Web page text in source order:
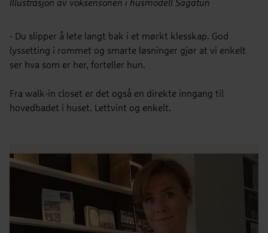
Illustrasjon av voksensonen i husmodell Sagatun
- Du slipper å lete langt bak i et mørkt klesskap. God
lyssetting i rommet og smarte løsninger gjør at vi enkelt
ser hva som er her, forteller hun.
Fra walk-in closet er det også en direkte inngang til
hovedbadet i huset. Lettvint og enkelt.